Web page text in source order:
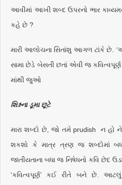
આવીમાં આખી શબ્દ ઉપરનો ભાર
કહે છે ?
મારી આલોચના સિતાંશુ આગળ ટાંકે છે.
સામા છેડે બેસતી છતાં એવી જ કવિત્વપૂર્ણ
માંથી જુઓ
શિશ્નના ડૂમા છૂટે
મારા શબ્દો છે, જો તમે prudish ન હો
શકશો કે માત્ર ત્રણ જ શબ્દોમાં
જાતીયતાના બધા જ નિષેધનો કવિ છેદ
‘કવિત્વપૂર્ણ’ કઈ રીતે બને છે.